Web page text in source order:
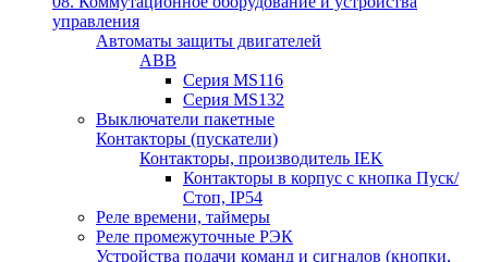
управления
Автоматы защиты двигателей
ABB
Серия MS116
Серия MS132
Выключатели пакетные
Контакторы (пускатели)
Контакторы, производитель IEK
Контакторы в корпус с кнопка Пуск/
Стоп, IP54
Реле времени, таймеры
Реле промежуточные РЭК
Устройства подачи команд и сигналов (кнопки,